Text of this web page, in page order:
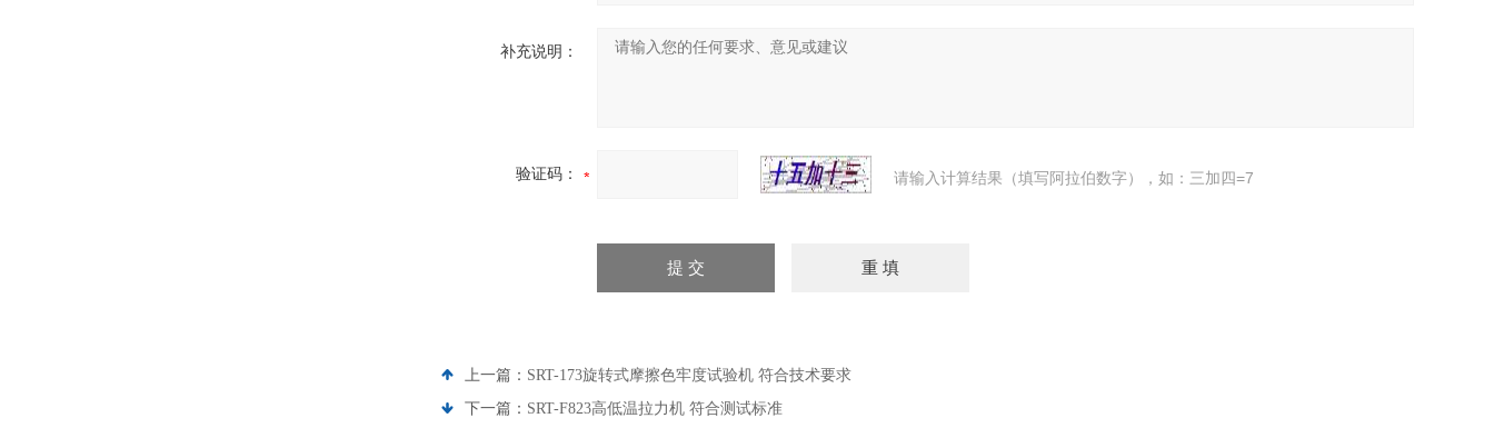
补充说明：
验证码： 请输入计算结果（填写阿拉伯数字），如：三加四=7
上一篇： SRT-173旋转式摩擦色牢度试验机 符合技术要求
下一篇： SRT-F823高低温拉力机 符合测试标准